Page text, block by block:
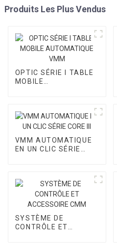
Produits Les Plus Vendus
OPTIC SÉRIE I TABLE
MOBILE
VMM AUTOMATIQUE
EN UN CLIC SÉRIE
SYSTÈME DE
CONTRÔLE ET